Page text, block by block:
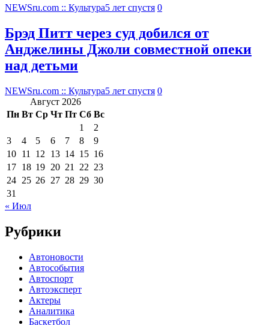
NEWSru.com :: Культура5 лет спустя 0
Брэд Питт через суд добился от
Анджелины Джоли совместной опеки
над детьми
NEWSru.com :: Культура5 лет спустя 0
Август 2026
Пн Вт Ср Чт Пт Сб Вс
1
2
3
4 5 6 7 8
9
10 11 12 13 14 15 16
17 18 19 20 21 22 23
24 25 26 27 28 29 30
31
« Июл
Рубрики
Автоновости
Автособытия
Автоспорт
Автоэксперт
Актеры
Аналитика
Баскетбол